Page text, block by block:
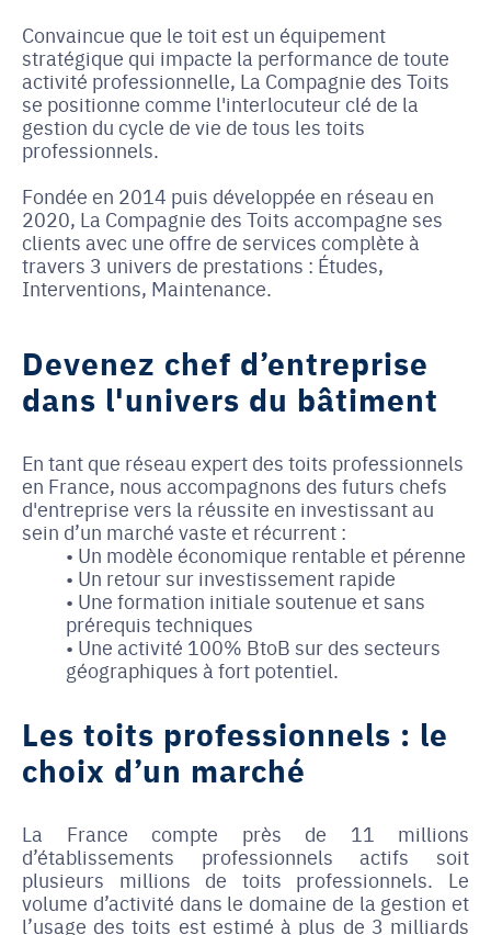
Convaincue que le toit est un équipement
stratégique qui impacte la performance de toute
activité professionnelle, La Compagnie des Toits
se positionne comme l'interlocuteur clé de la
gestion du cycle de vie de tous les toits
professionnels.
Fondée en 2014 puis développée en réseau en
2020, La Compagnie des Toits accompagne ses
clients avec une offre de services complète à
travers 3 univers de prestations : Études,
Interventions, Maintenance.
Devenez chef d’entreprise
dans l'univers du bâtiment
En tant que réseau expert des toits professionnels
en France, nous accompagnons des futurs chefs
d'entreprise vers la réussite en investissant au
sein d’un marché vaste et récurrent :
• Un modèle économique rentable et pérenne
• Un retour sur investissement rapide
• Une formation initiale soutenue et sans
prérequis techniques
• Une activité 100% BtoB sur des secteurs
géographiques à fort potentiel.
Les toits professionnels : le
choix d’un marché
La France compte près de 11 millions
d’établissements professionnels actifs soit
plusieurs millions de toits professionnels. Le
volume d’activité dans le domaine de la gestion et
l’usage des toits est estimé à plus de 3 milliards